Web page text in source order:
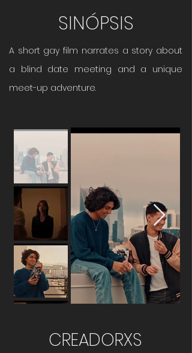
SINÓPSIS
A short gay film narrates a story about
a blind date meeting and a unique
meet-up adventure.
CREADORXS